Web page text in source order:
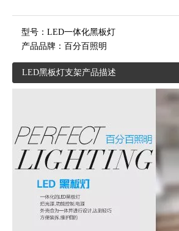
型号： LED一体化黑板灯
产品品牌： 百分百照明
LED黑板灯支架产品描述